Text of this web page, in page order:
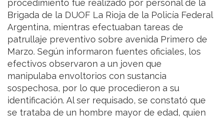
procedimiento fue realizado por personal de la
Brigada de la DUOF La Rioja de la Policía Federal
Argentina, mientras efectuaban tareas de
patrullaje preventivo sobre avenida Primero de
Marzo. Según informaron fuentes oficiales, los
efectivos observaron a un joven que
manipulaba envoltorios con sustancia
sospechosa, por lo que procedieron a su
identificación. Al ser requisado, se constató que
se trataba de un hombre mayor de edad, quien